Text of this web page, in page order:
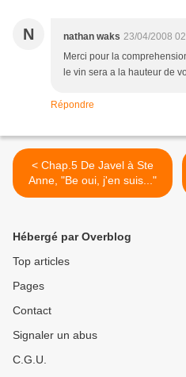
N nathan waks 23/04/2008
Merci pour la
le vin sera a la hauteur de
Répondre
< Chap.5 De Javel à Ste
Anne, "Be oui, j'en suis..."
Hébergé par Overblog
Top articles
Pages
Contact
Signaler un abus
C.G.U.